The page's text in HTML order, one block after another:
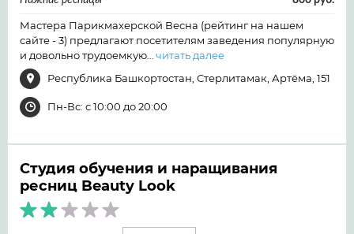
Мастера Парикмахерской Весна (рейтинг на нашем
сайте - 3) предлагают посетителям заведения популярную
и довольно трудоемкую… читать далее
Республика Башкортостан, Стерлитамак, Артёма, 151
Пн-Вс: с 10:00 до 20:00
Студия обучения и наращивания
ресниц Beauty Look